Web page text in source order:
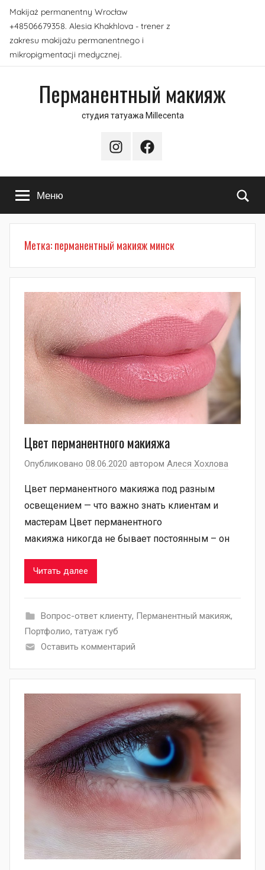
Перейти
содержимому
Makijaż permanentny Wrocław
+48506679358. Alesia Khakhlova - trener z
zakresu makijażu permanentnego i
mikropigmentacji medycznej.
Перманентный макияж
студия татуажа Millecenta
InstagramFacebook
Меню
Метка:перманентный макияж минск
Цвет перманентного макияжа
Опубликовано 08.06.2020 автором Алеся Хохлова
Цвет перманентного макияжа под разным
освещением — что важно знать клиентам и
мастерам Цвет перманентного
макияжа никогда не бывает постоянным – он
Читать далее
Вопрос-ответ клиенту, Перманентный макияж,
Портфолио, татуаж губ
Оставить комментарий